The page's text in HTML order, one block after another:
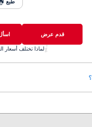
قدم عرض
لماذا تختلف أسعار